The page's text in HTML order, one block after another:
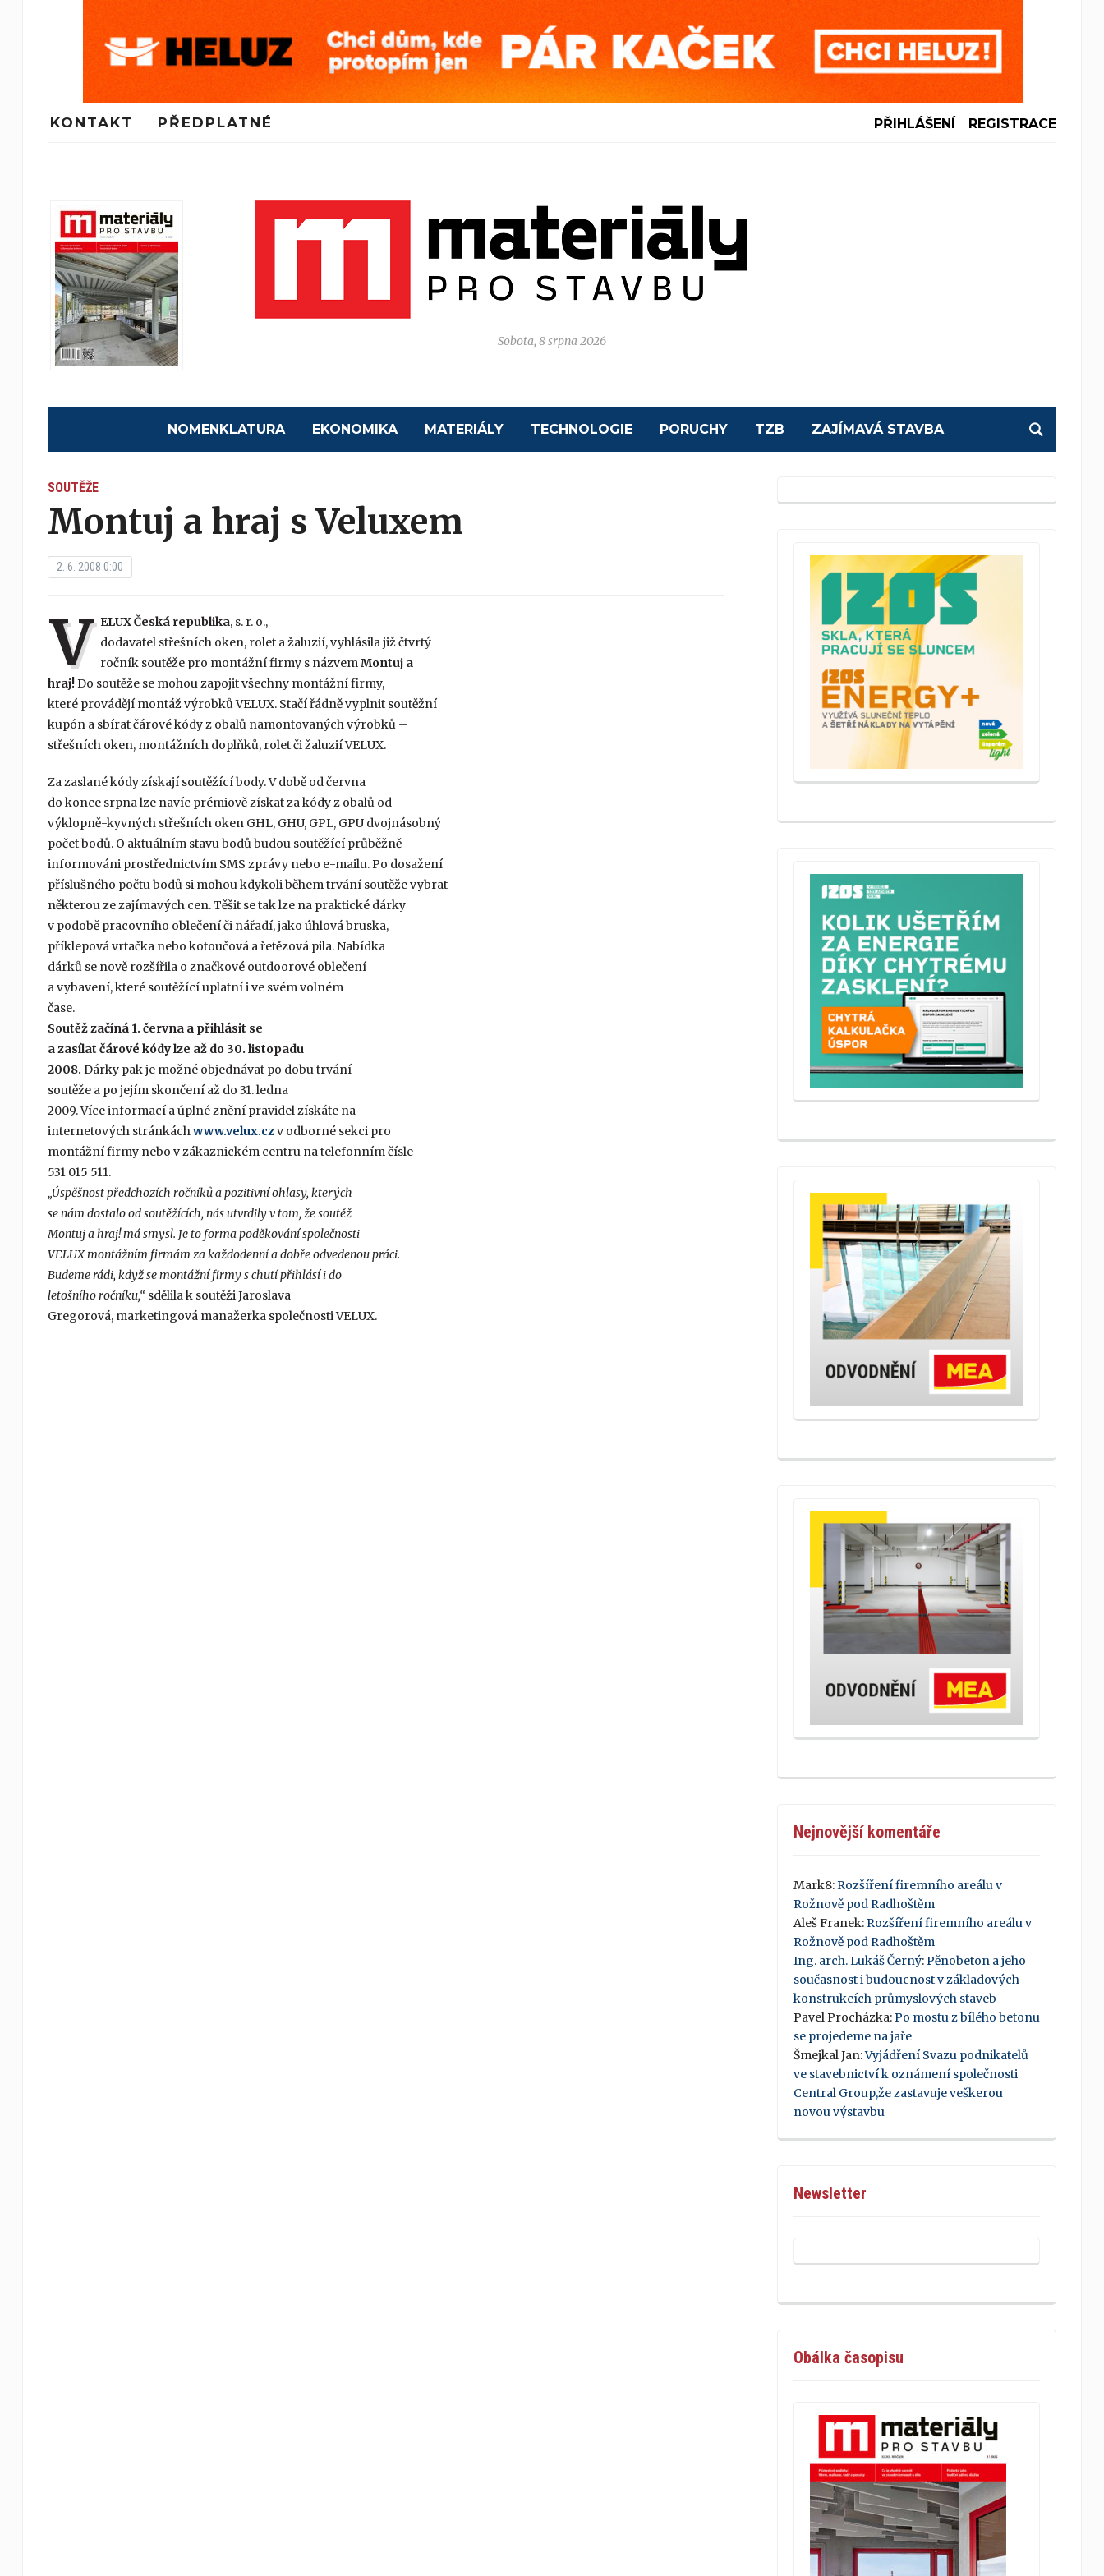
KONTAKT PŘEDPLATNÉ PŘIHLÁŠENÍ REGISTRACE
Sobota, 8 srpna 2026
NOMENKLATURA EKONOMIKA MATERIÁLY TECHNOLOGIE PORUCHY TZB ZAJÍMAVÁ STAVBA
SOUTĚŽE
Montuj a hraj s Veluxem
2. 6. 2008 0:00
V ELUX Česká republika, s. r. o.,
dodavatel střešních oken, rolet a žaluzií, vyhlásila již čtvrtý
ročník soutěže pro montážní firmy s názvemMontuj a
hraj!Do soutěže se mohou zapojit všechny montážní firmy,
které provádějí montáž výrobků VELUX. Stačí řádně vyplnit soutěžní
kupón a sbírat čárové kódy z obalů namontovaných výrobků –
střešních oken, montážních doplňků, rolet či žaluzií VELUX.
Za zaslané kódy získají soutěžící body. V době od června
do konce srpna lze navíc prémiově získat za kódy z obalů od
výklopně-kyvných střešních oken GHL, GHU, GPL, GPU dvojnásobný
počet bodů. O aktuálním stavu bodů budou soutěžící průběžně
informováni prostřednictvím SMS zprávy nebo e-mailu. Po dosažení
příslušného počtu bodů si mohou kdykoli během trvání soutěže vybrat
některou ze zajímavých cen. Těšit se tak lze na praktické dárky
v podobě pracovního oblečení či nářadí, jako úhlová bruska,
příklepová vrtačka nebo kotoučová a řetězová pila. Nabídka
dárků se nově rozšířila o značkové outdoorové oblečení
a vybavení, které soutěžící uplatní i ve svém volném
čase.
Soutěž začíná 1. června a přihlásit se
a zasílat čárové kódy lze až do 30. listopadu
2008. Dárky pak je možné objednávat po dobu trvání
soutěže a po jejím skončení až do 31. ledna
2009. Více informací a úplné znění pravidel získáte na
internetových stránkáchwww.velux.czv odborné sekci pro
montážní firmy nebo v zákaznickém centru na telefonním čísle
531 015 511.
„Úspěšnost předchozích ročníků a pozitivní ohlasy, kterých
se nám dostalo od soutěžících, nás utvrdily v tom, že soutěž
Montuj a hraj! má smysl. Je to forma poděkování společnosti
VELUX montážním firmám za každodenní a dobře odvedenou práci.
Budeme rádi, když se montážní firmy s chutí přihlásí i do
letošního ročníku,“ sdělila k soutěži Jaroslava
Gregorová, marketingová manažerka společnosti VELUX.
Nejnovější komentáře
Mark8:Rozšíření firemního areálu v
Rožnově pod Radhoštěm
Aleš Franek:Rozšíření firemního areálu v
Rožnově pod Radhoštěm
Ing. arch. Lukáš Černý:Pěnobeton a jeho
současnost i budoucnost v základových
konstrukcích průmyslových staveb
Pavel Procházka:Po mostu z bílého betonu
se projedeme na jaře
Šmejkal Jan:Vyjádření Svazu podnikatelů
ve stavebnictví k oznámení společnosti
Central Group,že zastavuje veškerou
novou výstavbu
Newsletter
Obálka časopisu